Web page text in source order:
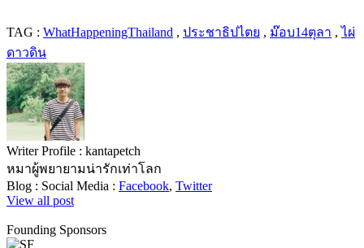
TAG : WhatHappeningThailand , ประชาธิปไตย , ม๊อบ14ตุลา ,ไผ่
ดาวดิน
Writer Profile : kantapetch
หมาผู้พยายามน่ารักเท่าโลก
Blog : Social Media : Facebook, Twitter
View all post
Founding Sponsors